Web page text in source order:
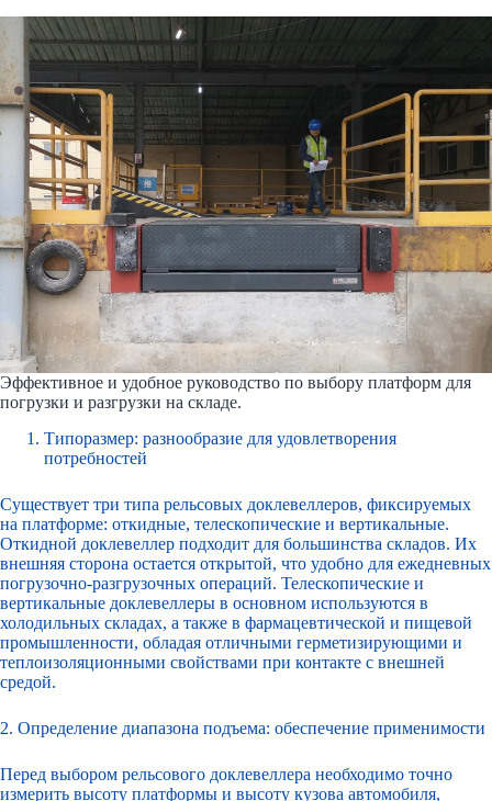
Эффективное и удобное руководство по выбору платформ для
погрузки и разгрузки на складе.
Типоразмер: разнообразие для удовлетворения
потребностей
Существует три типа рельсовых доклевеллеров, фиксируемых
на платформе: откидные, телескопические и вертикальные.
Откидной доклевеллер подходит для большинства складов. Их
внешняя сторона остается открытой, что удобно для ежедневных
погрузочно-разгрузочных операций. Телескопические и
вертикальные доклевеллеры в основном используются в
холодильных складах, а также в фармацевтической и пищевой
промышленности, обладая отличными герметизирующими и
теплоизоляционными свойствами при контакте с внешней
средой.
2. Определение диапазона подъема: обеспечение применимости
Перед выбором рельсового доклевеллера необходимо точно
измерить высоту платформы и высоту кузова автомобиля,